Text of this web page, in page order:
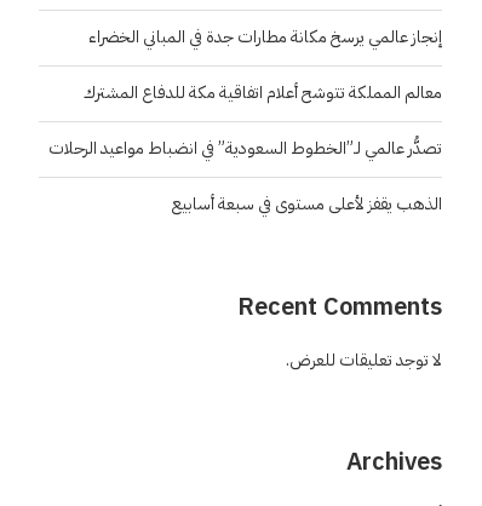
إنجاز عالمي يرسخ مكانة مطارات جدة في المباني الخضراء
معالم المملكة تتوشح أعلام اتفاقية مكة للدفاع المشترك
تصدُّر عالمي لـ”الخطوط السعودية” في انضباط مواعيد الرحلات
الذهب يقفز لأعلى مستوى في سبعة أسابيع
Recent Comments
لا توجد تعليقات للعرض.
Archives